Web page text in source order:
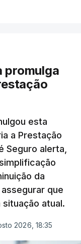
promulga
esta
a Prestação
Seguro alerta,
da
que
atual.
2026, 18:35